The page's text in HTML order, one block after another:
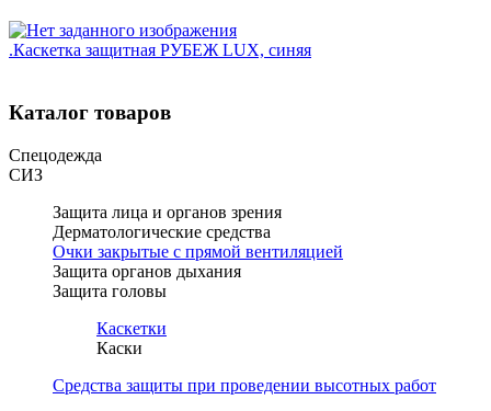
.Каскетка защитная РУБЕЖ LUX, синяя
Каталог товаров
Спецодежда
СИЗ
Защита лица и органов зрения
Дерматологические средства
Очки закрытые с прямой вентиляцией
Защита органов дыхания
Защита головы
Каскетки
Каски
Средства защиты при проведении высотных работ